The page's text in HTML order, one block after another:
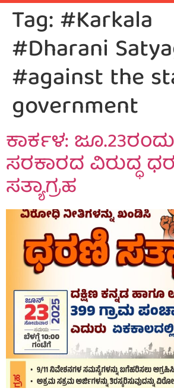
Tag:#Karkala
#Dharani
#against the
government
ಕಾರ್ಕಳ:
ಸರಕಾರದ ವಿರುದ್ಧ
ಸತ್ಯಾಗ್ರಹ